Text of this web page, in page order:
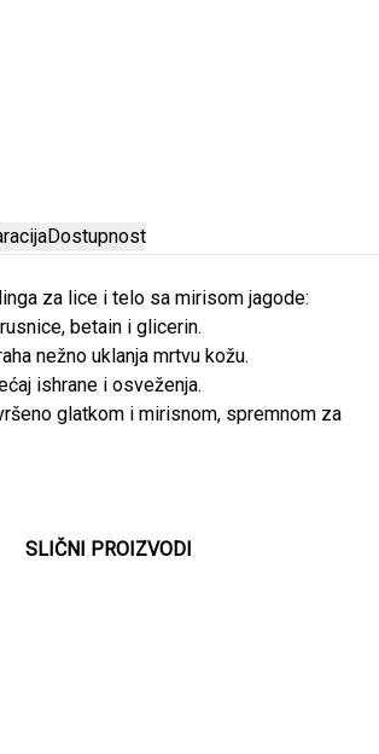
Dostupnost
za lice i telo sa mirisom jagode:
betain i glicerin.
nežno uklanja mrtvu kožu.
ishrane i osveženja.
glatkom i mirisnom, spremnom za
SLIČNI PROIZVODI